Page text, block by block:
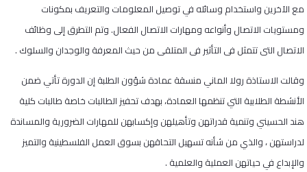
مع الآخرين واستخدام وسائله في توصيل المعلومات والتعريف بمكونات
ومستويات الاتصال وأنواعه ومهارات الاتصال الفعال.وتم التطرق إلى وظائف
الاتصال التى تتمثل فى التأثير فى المتلقى من حيث المعرفة والوجدان والسلوك .
وقالت الاستاذة رولا الماني منسقة عمادة شؤون الطلبة إن الدورة تأتي ضمن
الأنشطة الطلابية التي تنظمها العمادة، بهدف تحفيز الطالبات خاصة طالبات كلية
هند الحسيني وتنمية قدراتهن وتأهيلهن وإكسابهن للمهارات الضرورية والمساندة
لدراستهن ، والذي من شأنه تسهيل التحاقهن بسوق العمل الفلسطينية والتميز
والإبداع في حياتهن العملية والعلمية .